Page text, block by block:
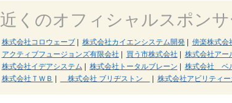
近くのオフィシャルスポンサ
株式会社コロウェーブ| 株式会社カイエンシステム開発| 傍楽株式会
アクティブフュージョンズ有限会社
買う市株式会社 株式会社アー
株式会社イデアシステム
株式会社トータルブレーン 株式会社 ベ
株式会社ＴＷＢ
株式会社 ブリヂストン 株式会社アビリティ